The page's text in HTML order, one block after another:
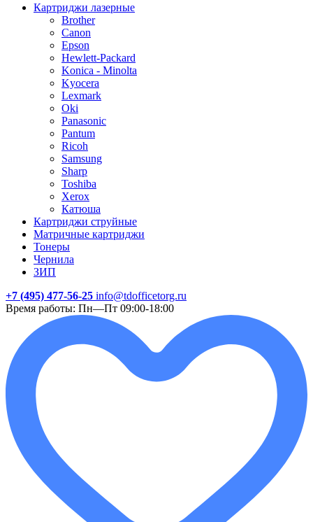
Картриджи лазерные
Brother
Canon
Epson
Hewlett-Packard
Konica - Minolta
Kyocera
Lexmark
Oki
Panasonic
Pantum
Ricoh
Samsung
Sharp
Toshiba
Xerox
Катюша
Картриджи струйные
Матричные картриджи
Тонеры
Чернила
ЗИП
+7 (495) 477-56-25 info@tdofficetorg.ru
Время работы: Пн—Пт 09:00-18:00